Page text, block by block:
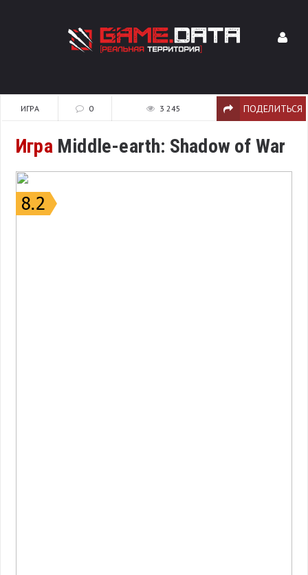
ИГРА 0 3 245 ПОДЕЛИТЬСЯ
ИграMiddle-earth: Shadow of War